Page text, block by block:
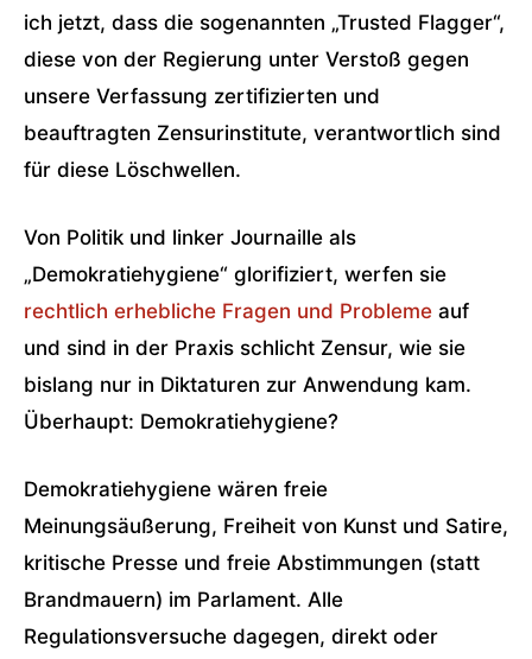
ich jetzt, dass die sogenannten „Trusted Flagger“,
diese von der Regierung unter Verstoß gegen
unsere Verfassung zertifizierten und
beauftragten Zensurinstitute, verantwortlich sind
für diese Löschwellen.
Von Politik und linker Journaille als
„Demokratiehygiene“ glorifiziert, werfen sie
rechtlich erhebliche Fragen und Probleme auf
und sind in der Praxis schlicht Zensur, wie sie
bislang nur in Diktaturen zur Anwendung kam.
Überhaupt: Demokratiehygiene?
Demokratiehygiene wären freie
Meinungsäußerung, Freiheit von Kunst und Satire,
kritische Presse und freie Abstimmungen (statt
Brandmauern) im Parlament. Alle
Regulationsversuche dagegen, direkt oder